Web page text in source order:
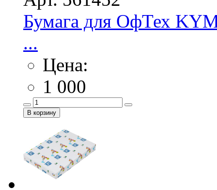
Бумага для ОфТех
...
Цена:
1 000